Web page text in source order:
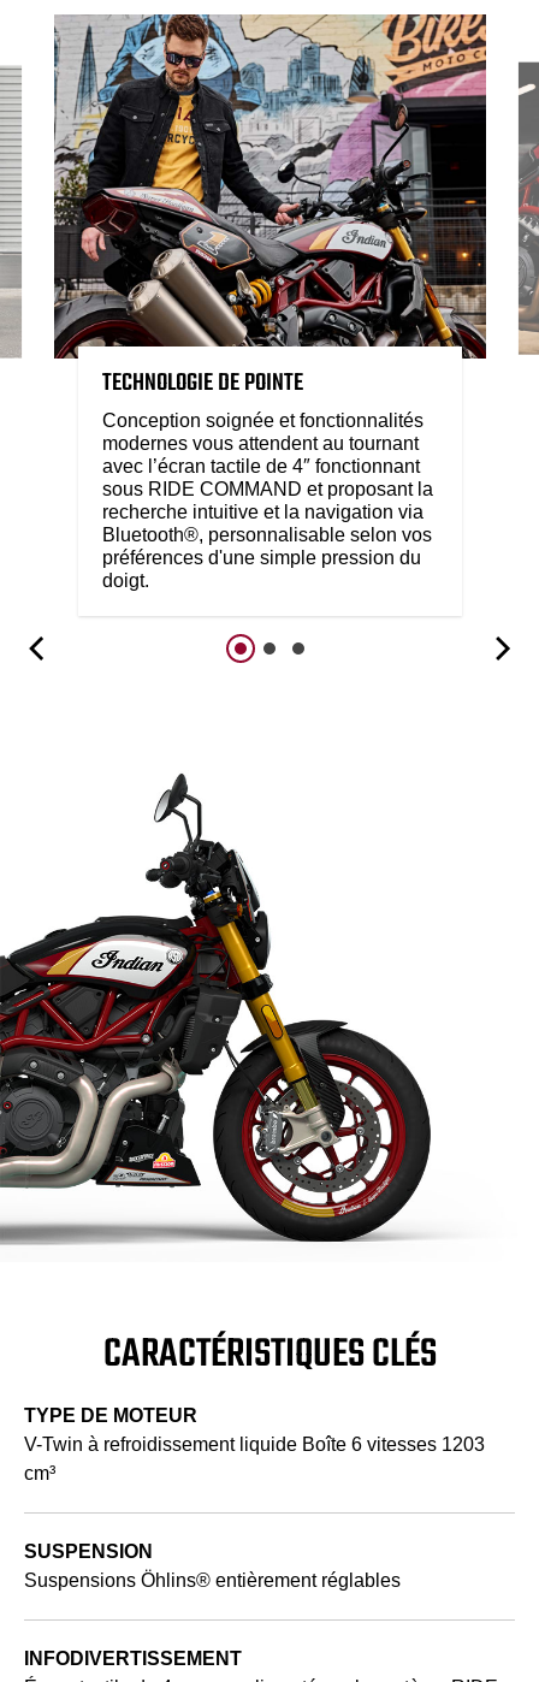
TECHNOLOGIE DE POINTE
Conception soignée et fonctionnalités
modernes vous attendent au tournant
avec l’écran tactile de 4″ fonctionnant
sous RIDE COMMAND et proposant la
recherche intuitive et la navigation via
Bluetooth®, personnalisable selon vos
préférences d'une simple pression du
doigt.
CARACTÉRISTIQUES CLÉS
TYPE DE MOTEUR
V-Twin à refroidissement liquide Boîte 6 vitesses 1203
cm³
SUSPENSION
Suspensions Öhlins® entièrement réglables
INFODIVERTISSEMENT